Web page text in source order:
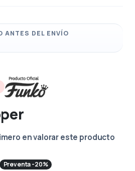
en valorar este producto
Preventa -20%